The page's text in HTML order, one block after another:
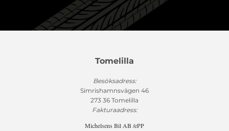
Tomelilla
Besöksadress:
Simrishamnsvägen 46
273 36 Tomelilla
Fakturaadress:
Michelsens Bil AB /ePP